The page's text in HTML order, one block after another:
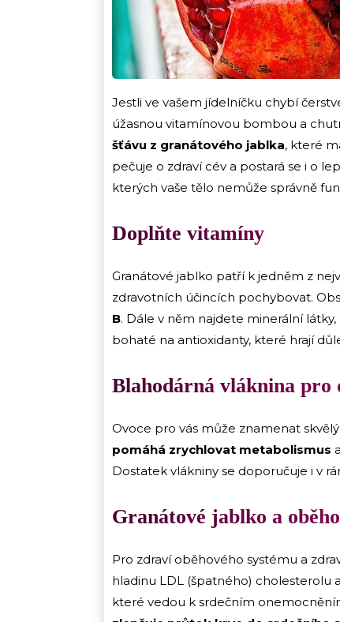
Jestli ve vašem jídelníčku chybí
úžasnou vitamínovou bombou a
šťávu z granátového jablka, které
pečuje o zdraví cév a postará se i o
kterých vaše tělo nemůže správně
Doplňte vitamíny
Granátové jablko patří k jedněm z
zdravotních účincích pochybovat.
B. Dále v něm najdete minerální
bohaté na antioxidanty, které hrají
Blahodárná vláknina pro
Ovoce pro vás může znamenat
pomáhá zrychlovat metabolismus
Dostatek vlákniny se doporučuje i v
Granátové jablko a
Pro zdraví oběhového systému a
hladinu LDL (špatného) cholesterolu
které vedou k srdečním